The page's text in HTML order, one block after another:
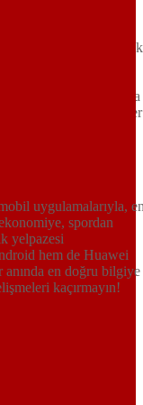
anlayışıyla Yeni
hem de dünyada
her an, her
uygulamalarıyla,
spordan
yelpazesi
hem de Huawei
anında en doğru bilgiye
kaçırmayın!